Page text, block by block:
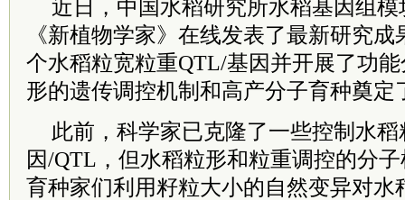
近日，中国水稻研究所水稻基因组
《新植物学家》在线发表了最新研究
个水稻粒宽粒重QTL/基因并开展了功
形的遗传调控机制和高产分子育种奠定
此前，科学家已克隆了一些控制水
因/QTL，但水稻粒形和粒重调控的分
育种家们利用籽粒大小的自然变异对水